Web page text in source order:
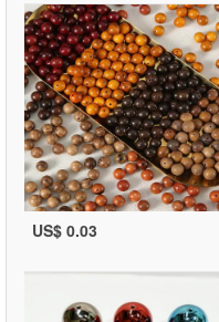
US$ 0.03